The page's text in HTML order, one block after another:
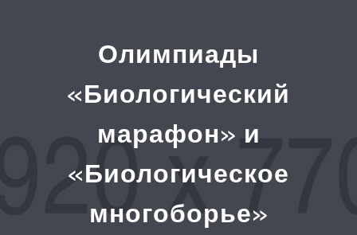
Олимпиады
«Биологический
марафон» и
«Биологическое
многоборье»